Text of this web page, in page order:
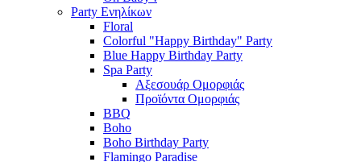
Party Ενηλίκων
Floral
Colorful "Happy Birthday" Party
Blue Happy Birthday Party
Spa Party
Αξεσουάρ Ομορφιάς
Προϊόντα Ομορφιάς
BBQ
Boho
Boho Birthday Party
Flamingo Paradise